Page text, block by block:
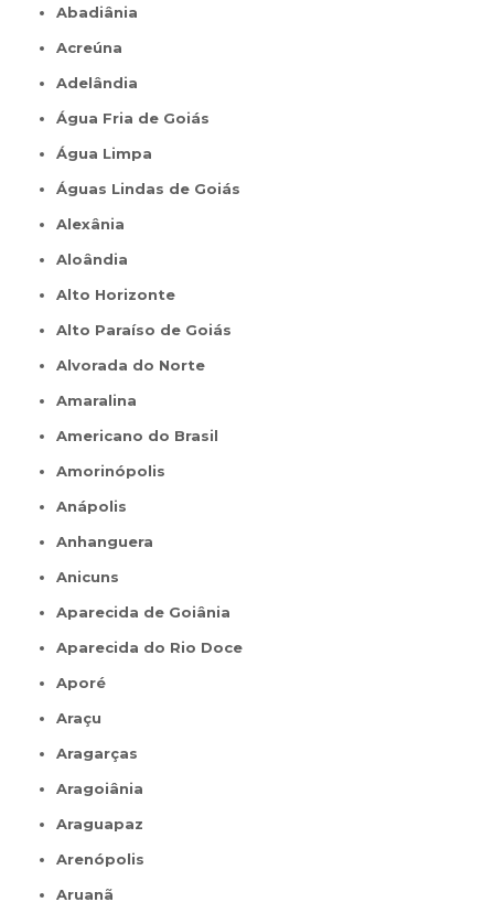
Abadiânia
Acreúna
Adelândia
Água Fria de Goiás
Água Limpa
Águas Lindas de Goiás
Alexânia
Aloândia
Alto Horizonte
Alto Paraíso de Goiás
Alvorada do Norte
Amaralina
Americano do Brasil
Amorinópolis
Anápolis
Anhanguera
Anicuns
Aparecida de Goiânia
Aparecida do Rio Doce
Aporé
Araçu
Aragarças
Aragoiânia
Araguapaz
Arenópolis
Aruanã